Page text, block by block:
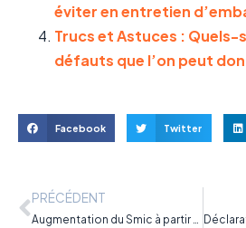
éviter en entretien
Trucs et Astuces :
défauts que l’on peut
Facebook Twitter
PRÉCÉDENT
Augmentation du Smic à partir de mai 2022